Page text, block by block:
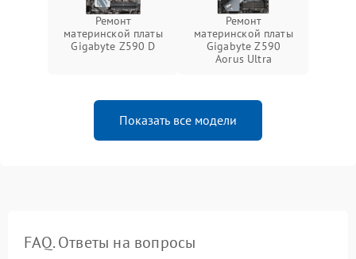
Ремонт
материнской платы
Gigabyte Z590 D
Ремонт
материнской платы
Gigabyte Z590
Aorus Ultra
Показать все модели
FAQ. Ответы на вопросы